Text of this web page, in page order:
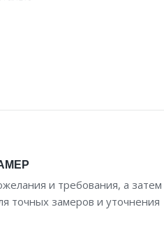
и требования, а затем
точных замеров и уточнения